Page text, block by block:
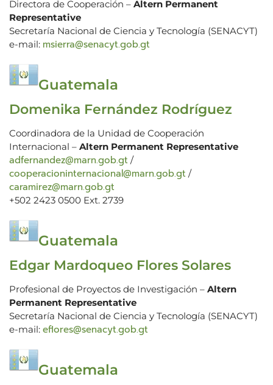
Directora de Cooperación – Altern Permanent
Representative
Secretaría Nacional de Ciencia y Tecnología (SENACYT)
e-mail: msierra@senacyt.gob.gt
Guatemala
Domenika Fernández Rodríguez
Coordinadora de la Unidad de Cooperación
Internacional – Altern Permanent Representative
adfernandez@marn.gob.gt /
cooperacioninternacional@marn.gob.gt /
caramirez@marn.gob.gt
+502 2423 0500 Ext. 2739
Guatemala
Edgar Mardoqueo Flores Solares
Profesional de Proyectos de Investigación – Altern
Permanent Representative
Secretaría Nacional de Ciencia y Tecnología (SENACYT)
e-mail: eflores@senacyt.gob.gt
Guatemala